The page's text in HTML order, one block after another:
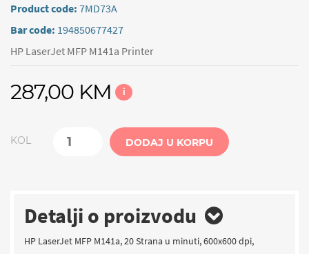
Product code: 7MD73A
Bar code: 194850677427
HP LaserJet MFP M141a Printer
287,00 KM i
KOL DODAJ U KORPU
Detalji o proizvodu
HP LaserJet MFP M141a, 20 Strana u minuti, 600x600 dpi,